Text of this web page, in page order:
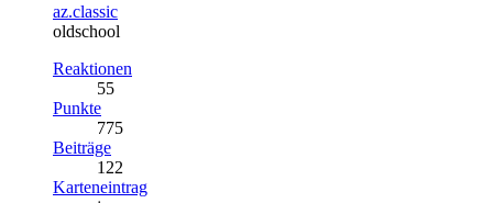
az.classic
oldschool
Reaktionen
55
Punkte
775
Beiträge
122
Karteneintrag